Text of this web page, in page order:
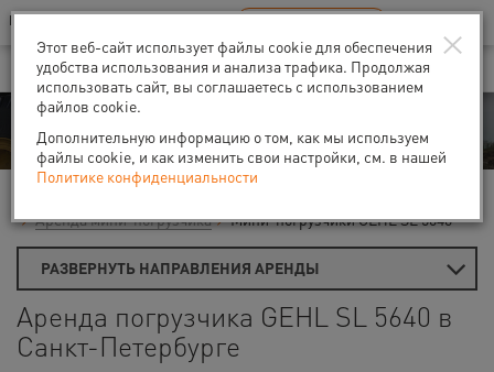
Ваш город:Санкт-Петербург
В Вашем регионе нет наших офисов RU EN
Аренда
Аренда мини-погрузчика
Мини-погрузчики GEHL SL 5640
РАЗВЕРНУТЬ НАПРАВЛЕНИЯ АРЕНДЫ
Аренда погрузчика GEHL SL 5640 в
Санкт-Петербурге
×
Этот веб-сайт использует файлы cookie для обеспечения
удобства использования и анализа трафика. Продолжая
использовать сайт, вы соглашаетесь с использованием
файлов cookie.
Дополнительную информацию о том, как мы используем
файлы cookie, и как изменить свои настройки, см. в нашей
Политике конфиденциальности